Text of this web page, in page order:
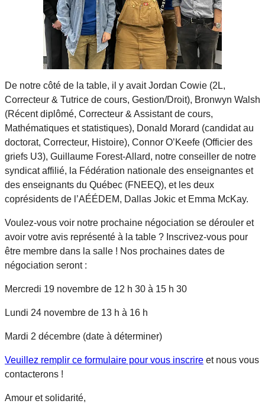
De notre côté de la table, il y avait Jordan Cowie (2L,
Correcteur & Tutrice de cours, Gestion/Droit), Bronwyn Walsh
(Récent diplômé, Correcteur & Assistant de cours,
Mathématiques et statistiques), Donald Morard (candidat au
doctorat, Correcteur, Histoire), Connor O’Keefe (Officier des
griefs U3), Guillaume Forest-Allard, notre conseiller de notre
syndicat affilié, la Fédération nationale des enseignantes et
des enseignants du Québec (FNEEQ), et les deux
coprésidents de l’AÉÉDEM, Dallas Jokic et Emma McKay.
Voulez-vous voir notre prochaine négociation se dérouler et
avoir votre avis représenté à la table ? Inscrivez-vous pour
être membre dans la salle ! Nos prochaines dates de
négociation seront :
Mercredi 19 novembre de 12 h 30 à 15 h 30
Lundi 24 novembre de 13 h à 16 h
Mardi 2 décembre (date à déterminer)
Veuillez remplir ce formulaire pour vous inscrire et nous vous
contacterons !
Amour et solidarité,